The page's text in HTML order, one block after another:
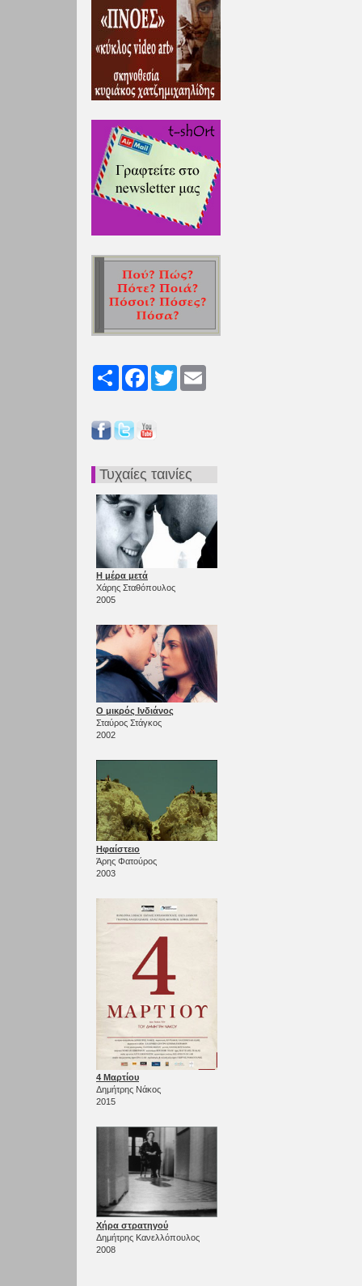
Share FacebookTwitter
Τυχαίες ταινίες
Η μέρα μετά
Χάρης Σταθόπουλος
2005
Ο μικρός Ινδιάνος
Σταύρος Στάγκος
2002
Ηφαίστειο
Άρης Φατούρος
2003
4 Μαρτίου
Δημήτρης Νάκος
2015
Χήρα στρατηγού
Δημήτρης Κανελλόπουλος
2008